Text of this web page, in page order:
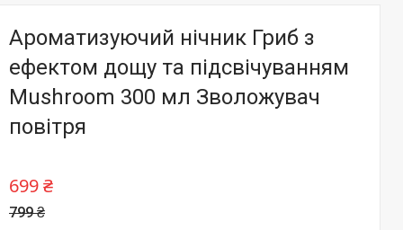
Ароматизуючий нічник Гриб з
ефектом дощу та підсвічуванням
Mushroom 300 мл Зволожувач
повітря
799 ₴
699 ₴